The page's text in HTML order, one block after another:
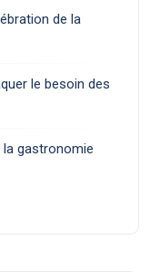
de la
le besoin des
la gastronomie